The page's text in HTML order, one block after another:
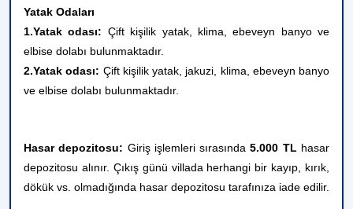
Yatak Odaları
1.Yatak odası: Çift kişilik yatak, klima, ebeveyn banyo ve
elbise dolabı bulunmaktadır.
2.Yatak odası: Çift kişilik yatak, jakuzi, klima, ebeveyn banyo
ve elbise dolabı bulunmaktadır.
Hasar depozitosu: Giriş işlemleri sırasında5.000 TL hasar
depozitosu alınır. Çıkış günü villada herhangi bir kayıp, kırık,
dökük vs. olmadığında hasar depozitosu tarafınıza iade edilir.